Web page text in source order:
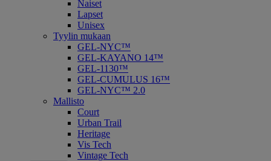
Naiset
Lapset
Unisex
Tyylin mukaan
GEL-NYC™
GEL-KAYANO 14™
GEL-1130™
GEL-CUMULUS 16™
GEL-NYC™ 2.0
Mallisto
Court
Urban Trail
Heritage
Vis Tech
Vintage Tech